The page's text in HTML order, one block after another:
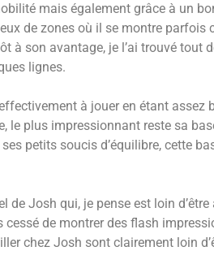
mais également grâce à un
de zones où il se montre
à son avantage, je l’ai trouvé
lignes.
à jouer en étant
le plus impressionnant reste sa
petits soucis d’équilibre, cette
de Josh qui, je pense est loin
cessé de montrer des flash
chez Josh sont clairement loin